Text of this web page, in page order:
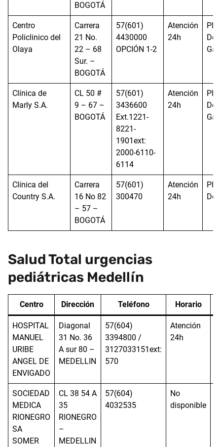
BOGOTÁ
Centro
Policlinico del
Olaya
Carrera
21 No.
22 – 68
Sur. –
BOGOTÁ
57(601)
4430000
OPCIÓN 1-2
Atención
24h
Clínica de
Marly S.A.
CL 50 #
9 – 67 –
BOGOTÁ
57(601)
3436600
Ext.1221-
8221-
1901ext:
2000-6110-
6114
Atención
24h
Clínica del
Country S.A.
Carrera
16 No 82
– 57 –
BOGOTÁ
57(601)
300470
Atención
24h
Salud Total urgencias
pediátricas Medellín
Centro Dirección Teléfono Horario
HOSPITAL
MANUEL
URIBE
ANGEL DE
ENVIGADO
Diagonal
31 No. 36
A sur 80 –
MEDELLIN
57(604)
3394800 /
3127033151ext:
570
Atención
24h
SOCIEDAD
MEDICA
RIONEGRO
SA
SOMER
CL 38 54 A
35
RIONEGRO
–
MEDELLIN
57(604)
4032535
No
disponible